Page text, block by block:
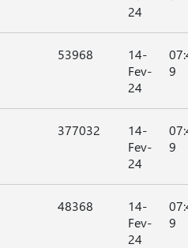
24
53968
14-
Fev-
24
9
377032
14-
Fev-
24
9
48368
14-
Fev-
24
9